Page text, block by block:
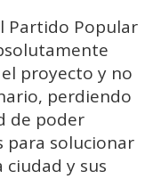
Partido Popular
proyecto y no
perdiendo
de poder
para solucionar
y sus